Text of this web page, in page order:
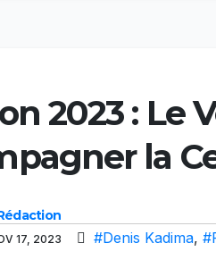
2023 : Le
la
17, 2023 #Denis Kadima,